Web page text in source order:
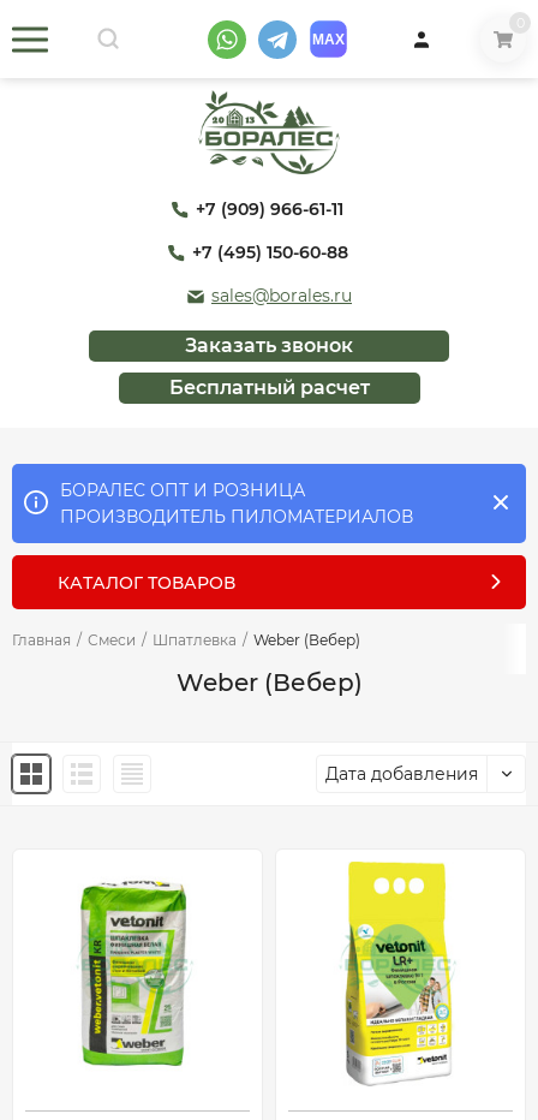
+7 (909) 966-61-11
+7 (495) 150-60-88
sales@borales.ru
Заказать звонок
Бесплатный расчет
БОРАЛЕС ОПТ И РОЗНИЦА
ПРОИЗВОДИТЕЛЬ ПИЛОМАТЕРИАЛОВ
КАТАЛОГ ТОВАРОВ
Главная / Смеси / Шпатлевка / Weber (Вебер)
Weber (Вебер)
Дата добавления